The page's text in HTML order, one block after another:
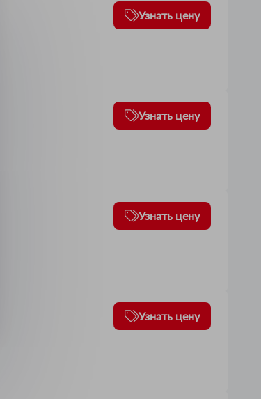
Узнать цену
Узнать цену
Узнать цену
Узнать цену